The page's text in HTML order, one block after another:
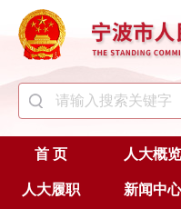
首 页 人大概览
人大履职 新闻中心